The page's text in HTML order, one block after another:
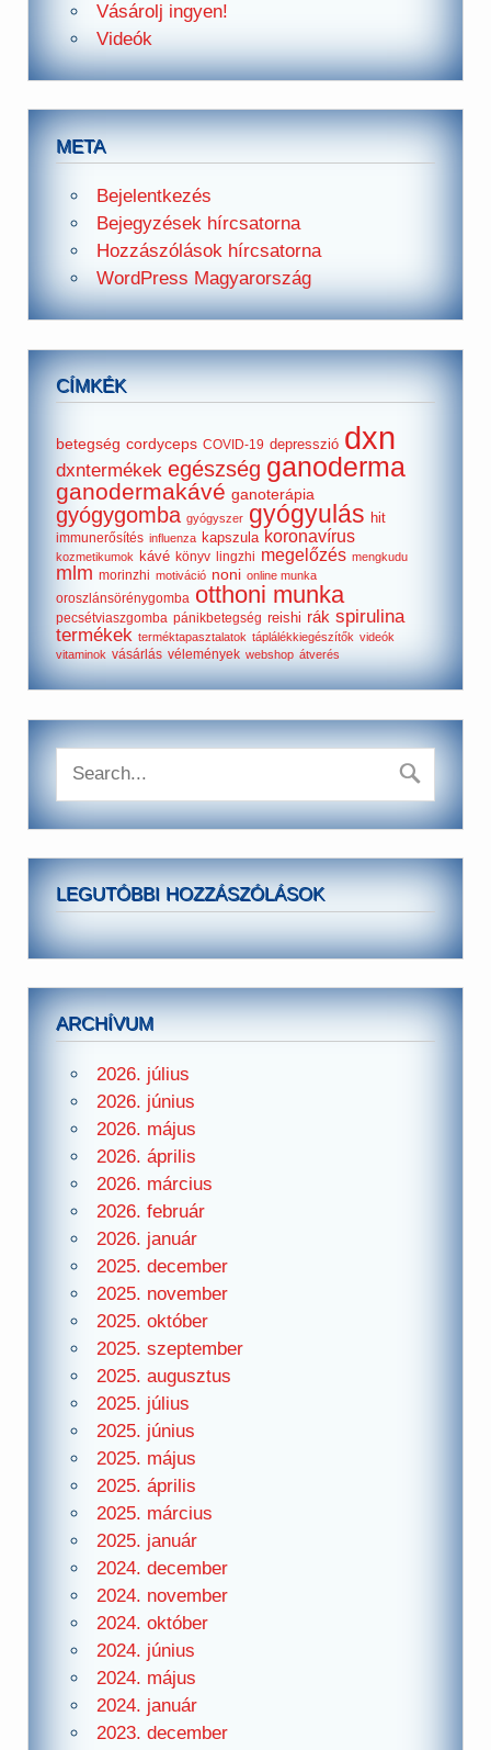
Vásárolj ingyen!
Videók
META
Bejelentkezés
Bejegyzések hírcsatorna
Hozzászólások hírcsatorna
WordPress Magyarország
CÍMKÉK
betegség cordyceps COVID-19 depresszió dxn
dxntermékek egészség ganoderma
ganodermakávé ganoterápia
gyógygomba gyógyszer gyógyulás hit
immunerősítés influenza kapszula koronavírus
kozmetikumok kávé könyv lingzhi megelőzés mengkudu
mlm morinzhi motiváció noni online munka
oroszlánsörénygomba otthoni munka
pecsétviaszgomba pánikbetegség reishi rák spirulina
termékek terméktapasztalatok táplálékkiegészítők videók
vitaminok vásárlás vélemények webshop átverés
LEGUTÓBBI HOZZÁSZÓLÁSOK
ARCHÍVUM
2026. július
2026. június
2026. május
2026. április
2026. március
2026. február
2026. január
2025. december
2025. november
2025. október
2025. szeptember
2025. augusztus
2025. július
2025. június
2025. május
2025. április
2025. március
2025. január
2024. december
2024. november
2024. október
2024. június
2024. május
2024. január
2023. december